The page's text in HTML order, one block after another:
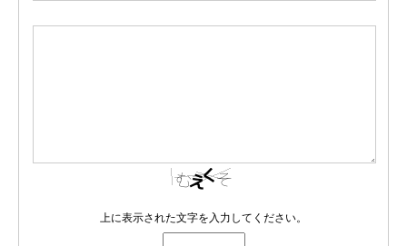
上に表示された文字を入力してください。